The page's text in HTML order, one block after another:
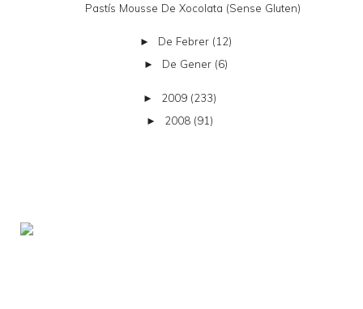
Pastís Mousse De Xocolata (sense Gluten)
► De Febrer (12)
► De Gener (6)
► 2009 (233)
► 2008 (91)